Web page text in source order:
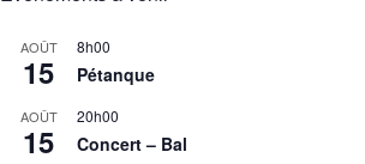
AOÛT
15
8h00
Pétanque
AOÛT
15
20h00
Concert – Bal